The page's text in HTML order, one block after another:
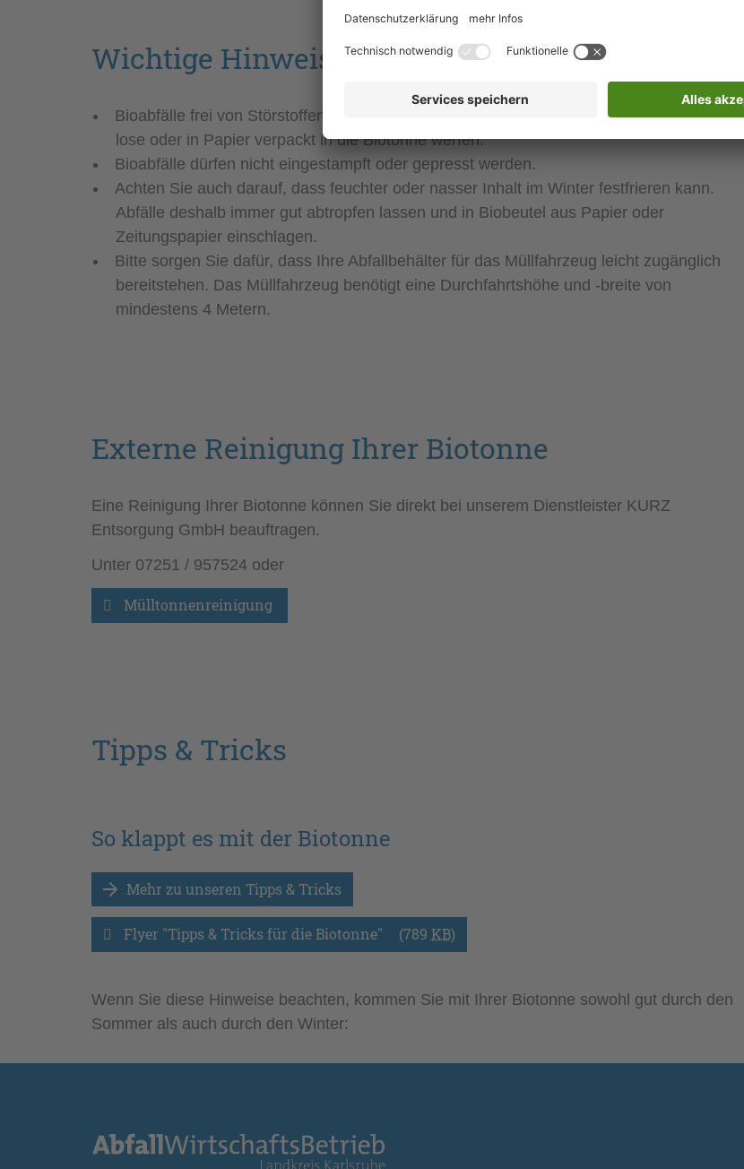
Wichtige Hinweise zur Entsorgung von Bioabfall
Bioabfälle frei von Störstoffen wie Plastik, Glas oder Metallen sammeln und entweder
lose oder in Papier verpackt in die Biotonne werfen.
Bioabfälle dürfen nicht eingestampft oder gepresst werden.
Achten Sie auch darauf, dass feuchter oder nasser Inhalt im Winter festfrieren kann.
Abfälle deshalb immer gut abtropfen lassen und in Biobeutel aus Papier oder
Zeitungspapier einschlagen.
Bitte sorgen Sie dafür, dass Ihre Abfallbehälter für das Müllfahrzeug leicht zugänglich
bereitstehen. Das Müllfahrzeug benötigt eine Durchfahrtshöhe und -breite von
mindestens 4 Metern.
Externe Reinigung Ihrer Biotonne
Eine Reinigung Ihrer Biotonne können Sie direkt bei unserem Dienstleister KURZ
Entsorgung GmbH beauftragen.
Unter 07251 / 957524 oder
Mülltonnenreinigung
Tipps & Tricks
So klappt es mit der Biotonne
Mehr zu unseren Tipps & Tricks
Flyer "Tipps & Tricks für die Biotonne" (789 KB)
Wenn Sie diese Hinweise beachten, kommen Sie mit Ihrer Biotonne sowohl gut durch den
Sommer als auch durch den Winter: